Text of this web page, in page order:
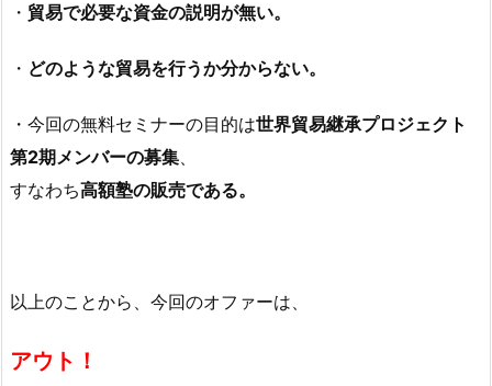
・ 貿易で必要な資金の説明が無い。
・ どのような貿易を行うか分からない。
・今回の無料セミナーの目的は世界貿易継承プロジェクト
第2期メンバーの募集、
すなわち高額塾の販売である。
以上のことから、今回のオファーは、
アウト！